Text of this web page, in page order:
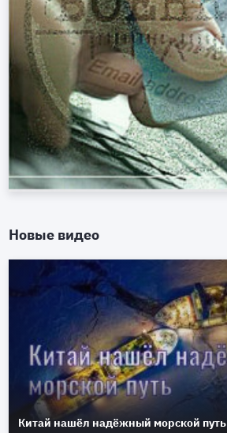
Новые видео
Китай нашёл надёжный морской путь